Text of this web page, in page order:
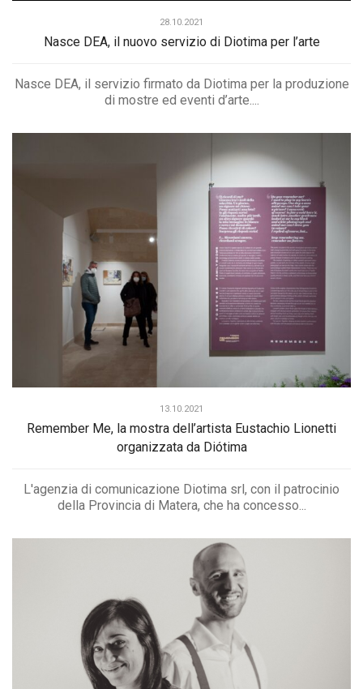
28.10.2021
Nasce DEA, il nuovo servizio di Diotima per l’arte
Nasce DEA, il servizio firmato da Diotima per la produzione
di mostre ed eventi d’arte....
13.10.2021
Remember Me, la mostra dell’artista Eustachio Lionetti
organizzata da Diótima
L'agenzia di comunicazione Diotima srl, con il patrocinio
della Provincia di Matera, che ha concesso...